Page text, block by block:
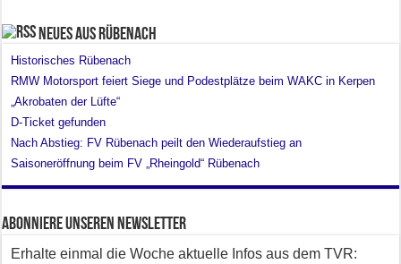
Neues aus Rübenach
Historisches Rübenach
RMW Motorsport feiert Siege und Podestplätze beim WAKC in Kerpen
„Akrobaten der Lüfte“
D-Ticket gefunden
Nach Abstieg: FV Rübenach peilt den Wiederaufstieg an
Saisoneröffnung beim FV „Rheingold“ Rübenach
Abonniere unseren Newsletter
Erhalte einmal die Woche aktuelle Infos aus dem TVR: